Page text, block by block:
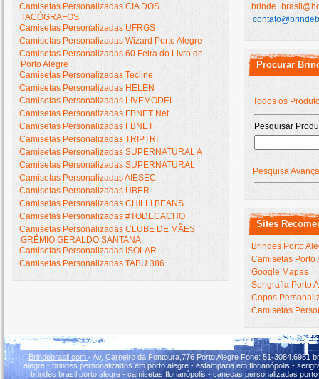
Camisetas Personalizadas CIA DOS
TACÓGRAFOS
Camisetas Personalizadas UFRGS
Camisetas Personalizadas Wizard Porto Alegre
Camisetas Personalizadas 60 Feira do Livro de
Porto Alegre
Camisetas Personalizadas Tecline
Camisetas Personalizadas HELEN
Camisetas Personalizadas LIVEMODEL
Camisetas Personalizadas FBNET Net
Camisetas Personalizadas FBNET
Camisetas Personalizadas TRIPTRI
Camisetas Personalizadas SUPERNATURAL A
Camisetas Personalizadas SUPERNATURAL
Camisetas Personalizadas AIESEC
Camisetas Personalizadas UBER
Camisetas Personalizadas CHILLI BEANS
Camisetas Personalizadas #TODECACHO
Camisetas Personalizadas CLUBE DE MÃES
GRÊMIO GERALDO SANTANA
Camisetas Personalizadas ISOLAR
Camisetas Personalizadas TABU 386
Procurar
Todos os
Pesquisar
Pesquisa
Sites
Brindes Porto
Camisetas Porto
Google Mapas
Serigrafia Porto
Copos
Camisetas
Brindebrasil.com - Av. Carneiro da Fontoura,776 Porto Alegre Fone: 51-
alegre - brindes personalizados em porto alegre - estamparia em florianópolis -
brindes brasil porto alegre - camisetas florianópolis - canecas personalizadas